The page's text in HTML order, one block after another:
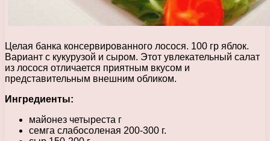
Целая банка консервированного лосося. 100 гр яблок.
Вариант с кукурузой и сыром. Этот увлекательный салат
из лосося отличается приятным вкусом и
представительным внешним обликом.
Ингредиенты:
майонез четыреста г
семга слабосоленая 200-300 г.